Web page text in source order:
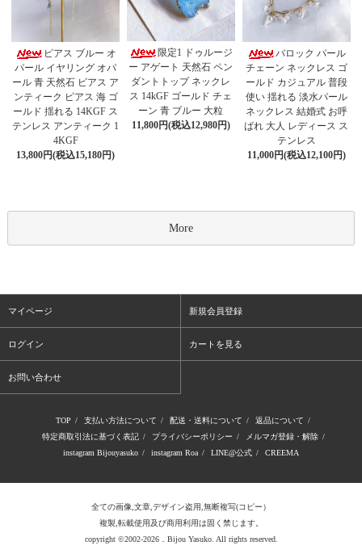
ピアス ブルー オ
パール イヤリング オパ
ール 青 天然石 ピアス ア
ンティーク ピアス 海 ゴ
ールド 揺れる 14KGF ス
テンレス アンティーク 1
4KGF
13,800円(税込15,180円)
限定1 ドゥルージ
ー アゲート 天然石 ペン
ダントトップ ネックレ
ス 14kGF ゴールド チェ
ーン 青 ブルー 大粒
11,800円(税込12,980円)
バロック パール
チェーン ネックレス ゴ
ールド カジュアル 普段
使い 揺れる 淡水パール
ネックレス 結婚式 お呼
ばれ 大人 レディース ス
テンレス
11,000円(税込12,100円)
More
マイページ 新規会員登録
ログイン カートを見る
お問い合わせ
TOP / 支払い方法について / 配送・送料について / 返品について /
特定商取引法に基づく表記 / プライバシーポリシー / メルマガ登録・解除 /
instagram Bijouyasuko / instagram Roa / LINE@公式 / CREEMA
全ての画像,文章,デザイン盗用,無断複写(コピー）
複製,転載使用及び商用利用は固く禁じます。
copyright ©2002-2026．Bijou Yasuko. All rights reserved.